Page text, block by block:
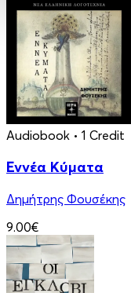
Audiobook • 1 Credit
Εννέα Κύματα
Δημήτρης Φουσέκης
9.00€